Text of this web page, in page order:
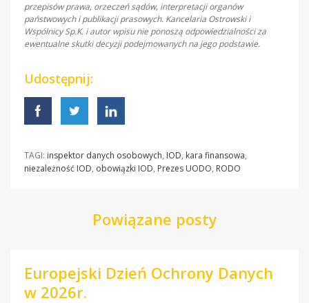
przepisów prawa, orzeczeń sądów, interpretacji organów
państwowych i publikacji prasowych. Kancelaria Ostrowski i
Wspólnicy Sp.K. i autor wpisu nie ponoszą odpowiedzialności za
ewentualne skutki decyzji podejmowanych na jego podstawie.
Udostępnij:
TAGI: inspektor danych osobowych, IOD, kara finansowa,
niezależność IOD, obowiązki IOD, Prezes UODO, RODO
Powiązane posty
Europejski Dzień Ochrony Danych
w 2026r.